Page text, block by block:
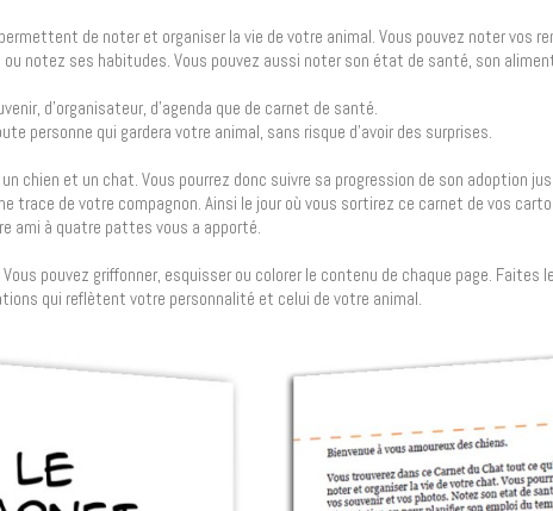
de noter et organiser la vie de votre animal. Vous pouvez noter vos
notez ses habitudes. Vous pouvez aussi noter son état de santé, son
d’organisateur, d’agenda que de carnet de santé.
personne qui gardera votre animal, sans risque d’avoir des surprises.
chien et un chat. Vous pourrez donc suivre sa progression de son adoption
trace de votre compagnon. Ainsi le jour où vous sortirez ce carnet de vos
ami à quatre pattes vous a apporté.
pouvez griffonner, esquisser ou colorer le contenu de chaque page. Faites
qui reflètent votre personnalité et celui de votre animal.